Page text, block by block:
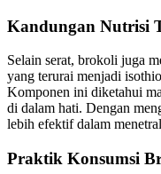
Kandungan Nutrisi
Selain serat, brokoli juga
yang terurai menjadi
Komponen ini diketahui
di dalam hati. Dengan
lebih efektif dalam
Praktik Konsumsi